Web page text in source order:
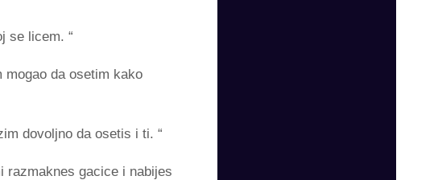
se licem. “
da osetim kako
dovoljno da osetis i ti. “
razmaknes gacice i nabijes